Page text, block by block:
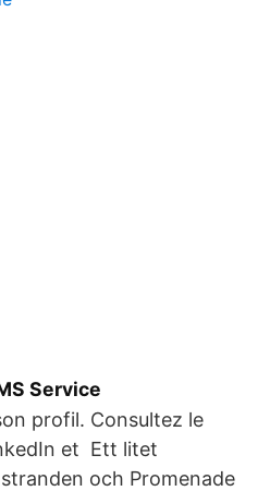
Service
profil. Consultez le
et Ett litet
och Promenade